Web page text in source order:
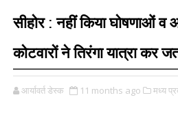
सीहोर : नहीं किया घोषणाओं व
कोटवारों ने तिरंगा यात्रा कर
आर्यावर्त डेस्क 11 months ago मध्य